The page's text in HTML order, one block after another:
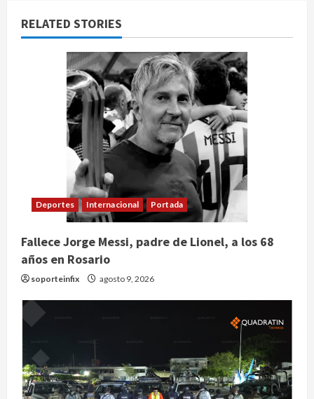
RELATED STORIES
Deportes Internacional Portada
Fallece Jorge Messi, padre de Lionel, a los 68
años en Rosario
soporteinfix agosto 9, 2026